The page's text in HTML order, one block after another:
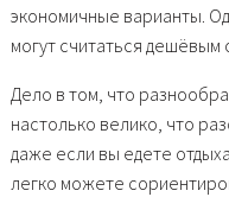
экономичные варианты.
могут считаться дешёвым
Дело в том, что
настолько велико, что
даже если вы едете
легко можете